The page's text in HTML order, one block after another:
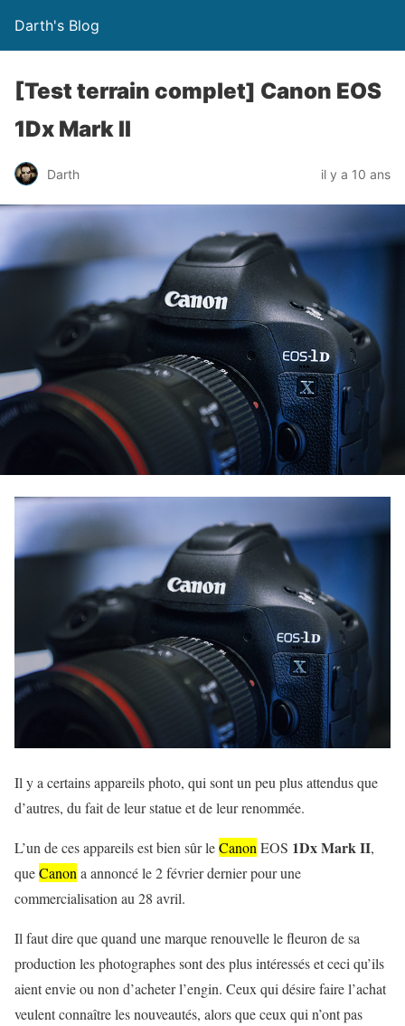
Darth's Blog
[Test terrain complet] Canon EOS
1Dx Mark II
Darth il y a 10 ans
Il y a certains appareils photo, qui sont un peu plus attendus que
d’autres, du fait de leur statue et de leur renommée.
L’un de ces appareils est bien sûr leCanon EOS 1Dx Mark II,
queCanon a annoncé le 2 février dernier pour une
commercialisation au 28 avril.
Il faut dire que quand une marque renouvelle le fleuron de sa
production les photographes sont des plus intéressés et ceci qu’ils
aient envie ou non d’acheter l’engin. Ceux qui désire faire l’achat
veulent connaître les nouveautés, alors que ceux qui n’ont pas